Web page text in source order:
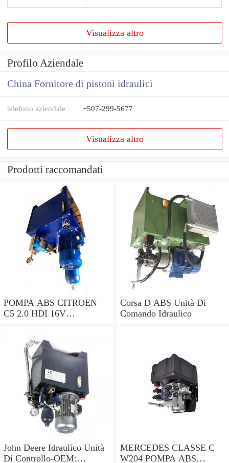
Visualizza altro
Profilo Aziendale
China Fornitore di pistoni idraulici
telefono aziendale +507-299-5677
Visualizza altro
Prodotti raccomandati
POMPA ABS CITROEN
C5 2.0 HDI 16V
Corsa D ABS Unità Di
Comando Idraulico
John Deere Idraulico Unità
Di Controllo-OEM:
MERCEDES CLASSE C
W204 POMPA ABS